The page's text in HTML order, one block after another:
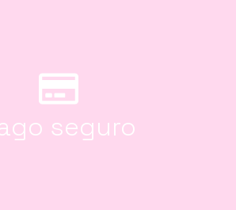
seguro